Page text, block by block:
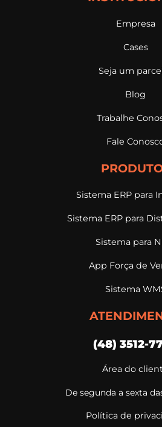
Empresa
Cases
Seja um
Blog
Trabalhe
Fale
Sistema ERP para
Sistema ERP para
Sistema para
App Força de
Sistema
(48) 3512-
Área do
De segunda a sexta
Política de